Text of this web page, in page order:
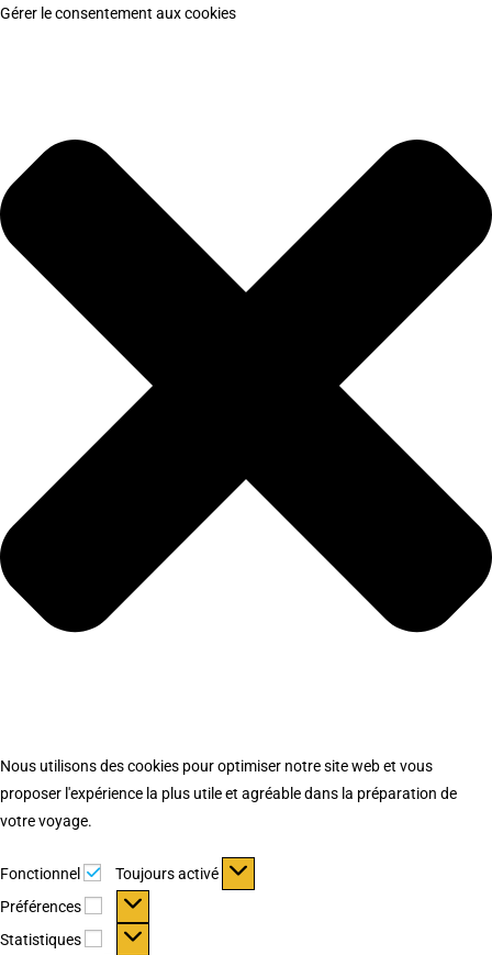
Gérer le consentement aux cookies
Nous utilisons des cookies pour optimiser notre site web et vous
proposer l'expérience la plus utile et agréable dans la préparation de
votre voyage.
Fonctionnel Fonctionnel
Toujours activé
Préférences
Préférences
Statistiques Statistiques